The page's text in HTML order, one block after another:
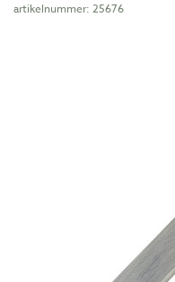
artikelnummer: 25676